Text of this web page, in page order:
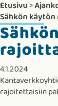
Etusivu>
Sähkön
4.1.2024
rajoitettaisiin